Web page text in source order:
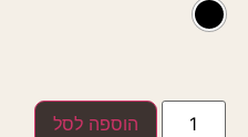
הוספה לסל